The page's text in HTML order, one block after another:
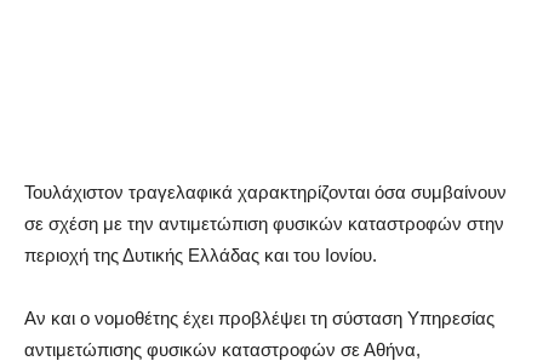
Τουλάχιστον τραγελαφικά χαρακτηρίζονται όσα συμβαίνουν
σε σχέση με την αντιμετώπιση φυσικών καταστροφών στην
περιοχή της Δυτικής Ελλάδας και του Ιονίου.
Αν και ο νομοθέτης έχει προβλέψει τη σύσταση Υπηρεσίας
αντιμετώπισης φυσικών καταστροφών σε Αθήνα,